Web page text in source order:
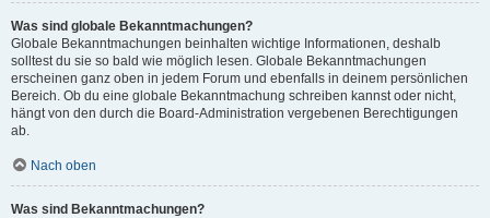
Was sind globale Bekanntmachungen?
Globale Bekanntmachungen beinhalten wichtige Informationen, deshalb
solltest du sie so bald wie möglich lesen. Globale Bekanntmachungen
erscheinen ganz oben in jedem Forum und ebenfalls in deinem persönlichen
Bereich. Ob du eine globale Bekanntmachung schreiben kannst oder nicht,
hängt von den durch die Board-Administration vergebenen Berechtigungen
ab.
Nach oben
Was sind Bekanntmachungen?